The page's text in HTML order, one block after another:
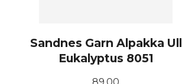
Sandnes Garn Alpakka Ull
Eukalyptus 8051
Pris